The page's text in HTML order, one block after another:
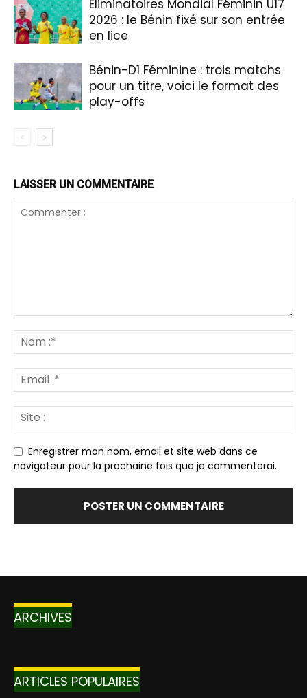
Éliminatoires Mondial Féminin U17
2026 : le Bénin fixé sur son entrée
en lice
Bénin-D1 Féminine : trois matchs
pour un titre, voici le format des
play-offs
LAISSER UN COMMENTAIRE
Enregistrer mon nom, email et site web dans ce
navigateur pour la prochaine fois que je commenterai.
ARCHIVES
ARTICLES POPULAIRES